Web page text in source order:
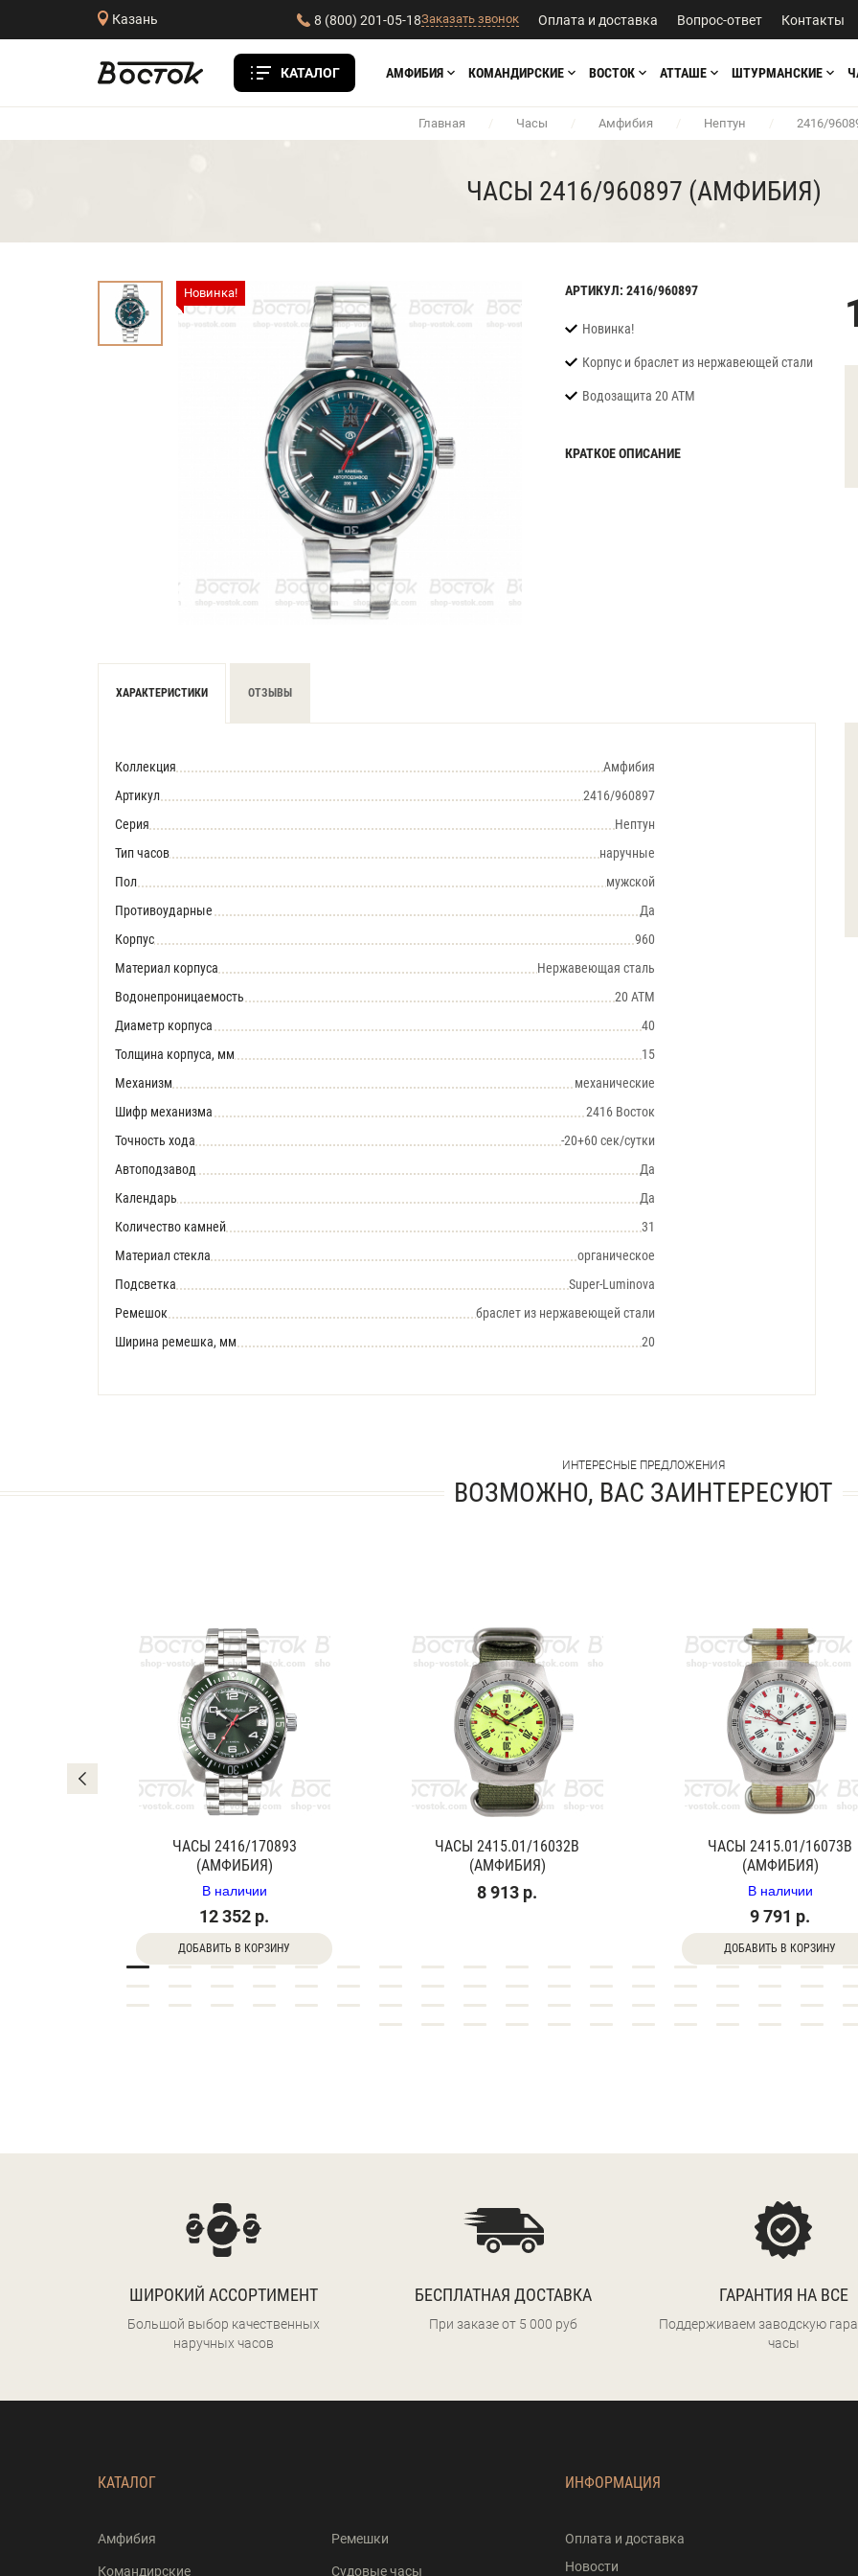
Казань 8 (800) 201-05-18Заказать звонок Оплата и доставка Вопрос-ответ Контакты
КАТАЛОГ АМФИБИЯ КОМАНДИРСКИЕ ВОСТОК АТТАШЕ ШТУРМАНСКИЕ
Главная / Часы / Амфибия / Нептун / 2416/
ЧАСЫ 2416/960897 (АМФИБИЯ)
Новинка! АРТИКУЛ: 2416/960897
Новинка!
Корпус и браслет из нержавеющей стали
Водозащита 20 АТМ
КРАТКОЕ ОПИСАНИЕ
ХАРАКТЕРИСТИКИ ОТЗЫВЫ
Коллекция
Амфибия
Артикул
2416/960897
Серия
Нептун
Тип часов
наручные
Пол
мужской
Противоударные
Да
Корпус
960
Материал корпуса
Нержавеющая сталь
Водонепроницаемость
20 АТМ
Диаметр корпуса
40
Толщина корпуса, мм
15
Механизм
механические
Шифр механизма
2416 Восток
Точность хода
-20+60 сек/сутки
Автоподзавод
Да
Календарь
Да
Количество камней
31
Материал стекла
органическое
Подсветка
Super-Luminova
Ремешок
браслет из нержавеющей стали
Ширина ремешка, мм
20
ИНТЕРЕСНЫЕ ПРЕДЛОЖЕНИЯ
ВОЗМОЖНО, ВАС ЗАИНТЕРЕСУЮТ
ЧАСЫ 2416/170893
(АМФИБИЯ)
В наличии
12 352 р.
ДОБАВИТЬ В КОРЗИНУ
ЧАСЫ 2415.01/16032В
(АМФИБИЯ)
8 913 р.
ЧАСЫ 2415.01/16073В
(АМФИБИЯ)
В наличии
9 791 р.
ДОБАВИТЬ В КОРЗИНУ
ШИРОКИЙ АССОРТИМЕНТ
Большой выбор качественных
наручных часов
БЕСПЛАТНАЯ ДОСТАВКА
При заказе от 5 000 руб
ГАРАНТИЯ НА ВСЕ
Поддерживаем заводскую
часы
КАТАЛОГ
Амфибия
Командирские
Ремешки
Судовые часы
ИНФОРМАЦИЯ
Оплата и доставка
Новости